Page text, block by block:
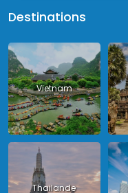
Destinations
Vietnam
Thailande